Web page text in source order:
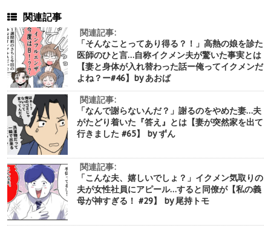
関連記事
関連記事:
「そんなことってあり得る？！」高熱の娘を診た
医師のひと言…自称イクメン夫が驚いた事実とは
【妻と身体が入れ替わった話ー俺ってイクメンだ
よね？ー#46】by あおば
関連記事:
「なんで謝らないんだ？」謝るのをやめた妻…夫
がたどり着いた『答え』とは【妻が突然家を出て
行きました #65】 by ずん
関連記事:
「こんな夫、嬉しいでしょ？」イクメン気取りの
夫が女性社員にアピール…すると同僚が【私の義
母が神すぎる！ #29】 by 尾持トモ